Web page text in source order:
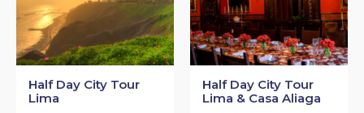
Half Day City Tour
Lima
Half Day City Tour
Lima & Casa Aliaga